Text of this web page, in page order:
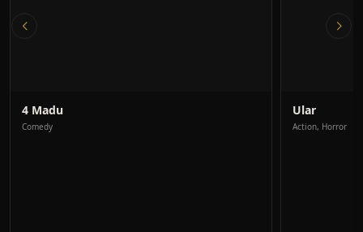
4 Madu
Comedy
Ular
Action, Horror